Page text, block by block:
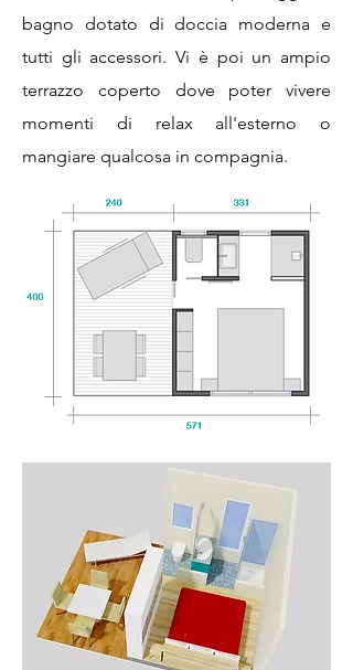
bagno dotato di doccia moderna e
tutti gli accessori. Vi è poi un ampio
terrazzo coperto dove poter vivere
momenti di relax all'esterno o
mangiare qualcosa in compagnia.